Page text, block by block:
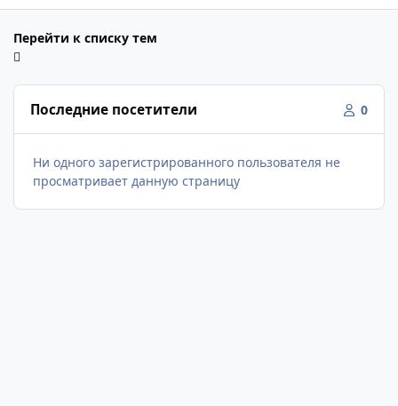
Перейти к списку тем
Последние посетители 0
Ни одного зарегистрированного пользователя не
просматривает данную страницу